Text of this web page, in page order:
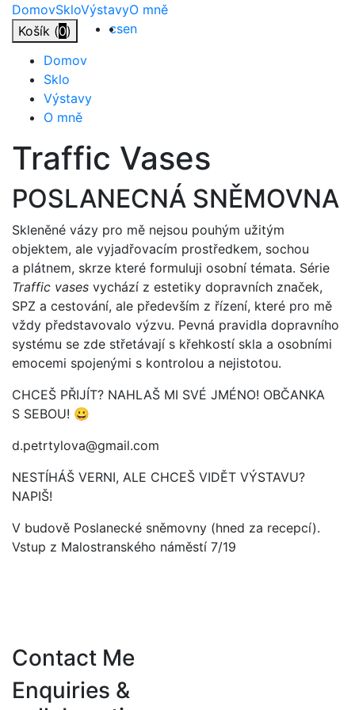
Přejít
obsah
DomovSkloVýstavyO mně
Košík (0) csen
Domov
Sklo
Výstavy
O mně
Traffic Vases
POSLANECNÁ SNĚMOVNA
Skleněné vázy pro mě nejsou pouhým užitým
objektem, ale vyjadřovacím prostředkem, sochou
a plátnem, skrze které formuluji osobní témata. Série
Traffic vases vychází z estetiky dopravních značek,
SPZ a cestování, ale především z řízení, které pro mě
vždy představovalo výzvu. Pevná pravidla dopravního
systému se zde střetávají s křehkostí skla a osobními
emocemi spojenými s kontrolou a nejistotou.
CHCEŠ PŘIJÍT? NAHLAŠ MI SVÉ JMÉNO! OBČANKA
S SEBOU! 😀
d.petrtylova@gmail.com
NESTÍHÁŠ VERNI, ALE CHCEŠ VIDĚT VÝSTAVU?
NAPIŠ!
V budově Poslanecké sněmovny (hned za recepcí).
Vstup z Malostranského náměstí 7/19
Contact Me
Enquiries &